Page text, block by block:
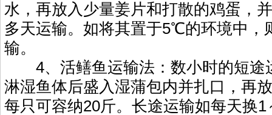
水，再放入少量姜片和打散的鸡蛋，
多天运输。如将其置于5℃的环境中，
输。
4、活鳝鱼运输法：数小时的短途
淋湿鱼体后盛入湿蒲包内并扎口，再
每只可容纳20斤。长途运输如每天换